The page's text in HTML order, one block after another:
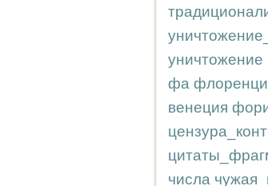
уничтожение
фа
венеция
числа